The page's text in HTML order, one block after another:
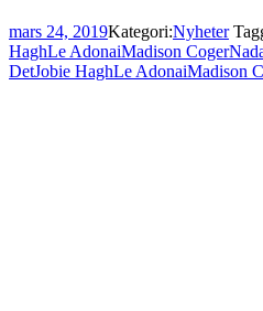
mars 24, 2019Kategori:Nyheter
HaghLe AdonaiMadison Coger
DetJobie HaghLe AdonaiMadison